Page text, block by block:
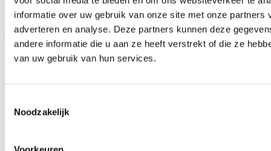
informatie over uw gebruik van onze site met onze partners
adverteren en analyse. Deze partners kunnen deze
andere informatie die u aan ze heeft verstrekt of die ze
van uw gebruik van hun services.
Noodzakelijk
05/08/26
Al verschillende jaren krijgen reizigers tussen Antwerpen en
Turnhout te kampen met een groot aantal afgeschafte busritten. Ook
voor 2025 vroeg Vlaams parlementslid Katrien Schryvers, die ook
burgemeester is van Zoersel, de cijfers op. “Helaas was er in 2025
aanpassingen aan het aanbod”, zo stelt zij vast.
Lees meer
mobiliteitzoersel